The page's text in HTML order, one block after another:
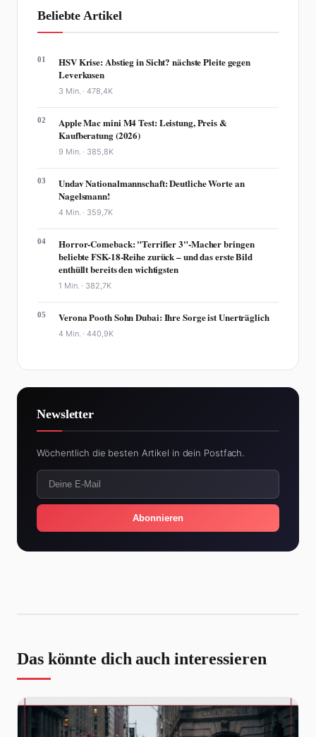
Beliebte Artikel
01
HSV Krise: Abstieg in Sicht? nächste Pleite gegen
Leverkusen
3 Min. ·478,4K
02
Apple Mac mini M4 Test: Leistung, Preis &
Kaufberatung (2026)
9 Min. · 385,8K
03
Undav Nationalmannschaft: Deutliche Worte an
Nagelsmann!
4 Min. · 359,7K
04
Horror-Comeback: "Terrifier 3"-Macher bringen
beliebte FSK-18-Reihe zurück – und das erste Bild
enthüllt bereits den wichtigsten
1 Min. · 382,7K
05 Verona Pooth Sohn Dubai: Ihre Sorge ist Unerträglich
4 Min. ·440,9K
Newsletter
Wöchentlich die besten Artikel in dein Postfach.
Abonnieren
Das könnte dich auch interessieren